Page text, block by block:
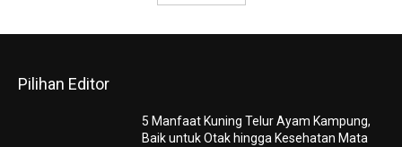
Pilihan Editor
5 Manfaat Kuning Telur Ayam Kampung,
Baik untuk Otak hingga Kesehatan Mata